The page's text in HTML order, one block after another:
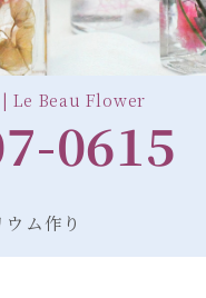
| Le Beau Flower
0615
ム作り